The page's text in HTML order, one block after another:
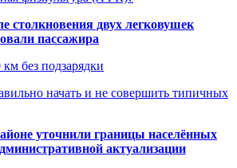
столкновения двух легковушек
пассажира
без подзарядки
начать и не совершить типичных
уточнили границы населённых
актуализации